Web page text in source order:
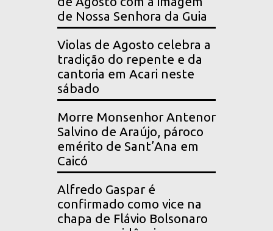
de Nossa Senhora da Guia
Violas de Agosto celebra a
tradição do repente e da
cantoria em Acari neste
sábado
Morre Monsenhor Antenor
Salvino de Araújo, pároco
emérito de Sant’Ana em
Caicó
Alfredo Gaspar é
confirmado como vice na
chapa de Flávio Bolsonaro